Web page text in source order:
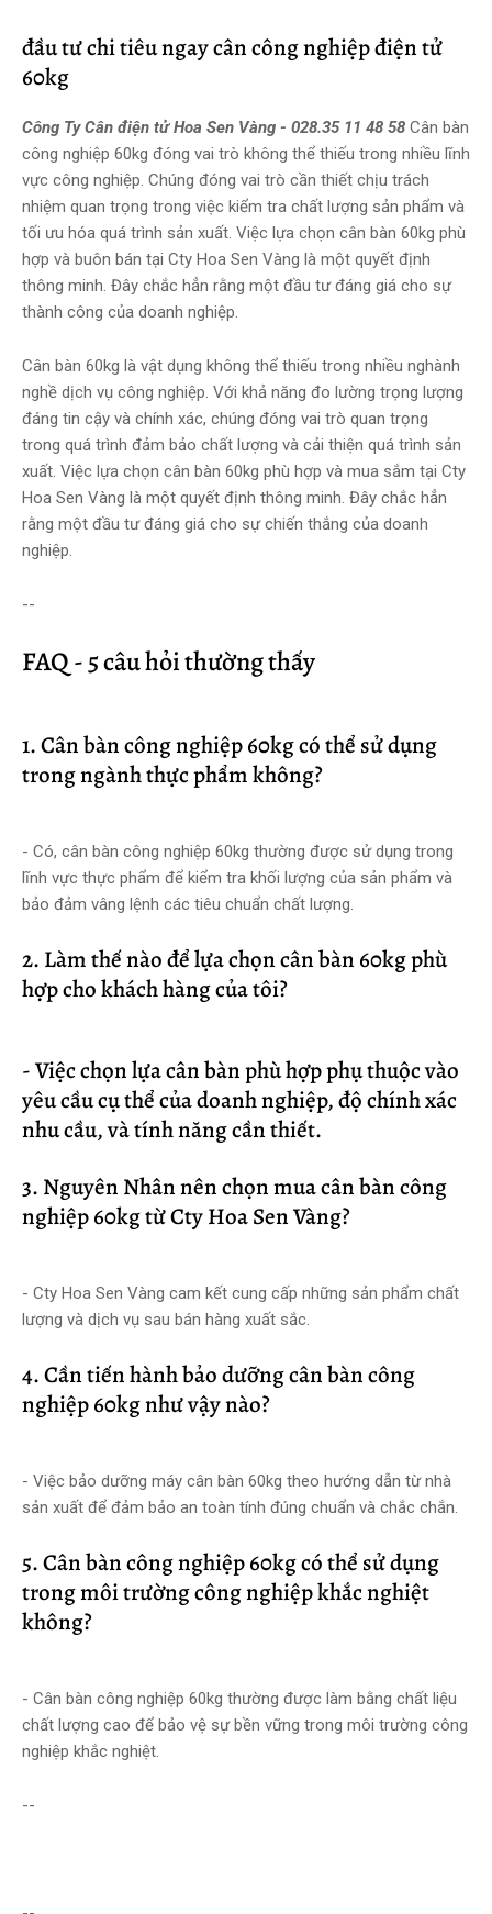
đầu tư chi tiêu ngay cân công nghiệp điện tử
60kg
Công Ty Cân điện tử Hoa Sen Vàng - 028.35 11 48 58 Cân bàn
công nghiệp 60kg đóng vai trò không thể thiếu trong nhiều lĩnh
vực công nghiệp. Chúng đóng vai trò cần thiết chịu trách
nhiệm quan trọng trong việc kiểm tra chất lượng sản phẩm và
tối ưu hóa quá trình sản xuất. Việc lựa chọn cân bàn 60kg phù
hợp và buôn bán tại Cty Hoa Sen Vàng là một quyết định
thông minh. Đây chắc hẳn rằng một đầu tư đáng giá cho sự
thành công của doanh nghiệp.
Cân bàn 60kg là vật dụng không thể thiếu trong nhiều nghành
nghề dịch vụ công nghiệp. Với khả năng đo lường trọng lượng
đáng tin cậy và chính xác, chúng đóng vai trò quan trọng
trong quá trình đảm bảo chất lượng và cải thiện quá trình sản
xuất. Việc lựa chọn cân bàn 60kg phù hợp và mua sắm tại Cty
Hoa Sen Vàng là một quyết định thông minh. Đây chắc hẳn
rằng một đầu tư đáng giá cho sự chiến thắng của doanh
nghiệp.
--
FAQ - 5 câu hỏi thường thấy
1. Cân bàn công nghiệp 60kg có thể sử dụng
trong ngành thực phẩm không?
- Có, cân bàn công nghiệp 60kg thường được sử dụng trong
lĩnh vực thực phẩm để kiểm tra khối lượng của sản phẩm và
bảo đảm vâng lệnh các tiêu chuẩn chất lượng.
2. Làm thế nào để lựa chọn cân bàn 60kg phù
hợp cho khách hàng của tôi?
- Việc chọn lựa cân bàn phù hợp phụ thuộc vào
yêu cầu cụ thể của doanh nghiệp, độ chính xác
nhu cầu, và tính năng cần thiết.
3. Nguyên Nhân nên chọn mua cân bàn công
nghiệp 60kg từ Cty Hoa Sen Vàng?
- Cty Hoa Sen Vàng cam kết cung cấp những sản phẩm chất
lượng và dịch vụ sau bán hàng xuất sắc.
4. Cần tiến hành bảo dưỡng cân bàn công
nghiệp 60kg như vậy nào?
- Việc bảo dưỡng máy cân bàn 60kg theo hướng dẫn từ nhà
sản xuất để đảm bảo an toàn tính đúng chuẩn và chắc chắn.
5. Cân bàn công nghiệp 60kg có thể sử dụng
trong môi trường công nghiệp khắc nghiệt
không?
- Cân bàn công nghiệp 60kg thường được làm bằng chất liệu
chất lượng cao để bảo vệ sự bền vững trong môi trường công
nghiệp khắc nghiệt.
--